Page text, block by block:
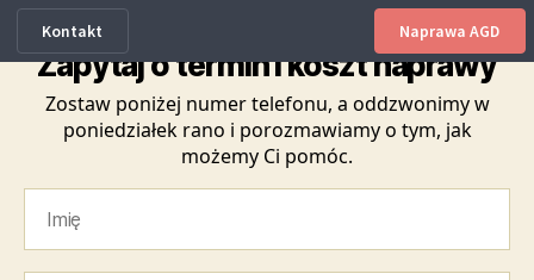
Kontakt Naprawa AGD